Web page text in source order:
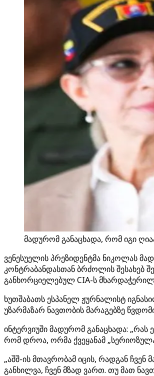
მადურომ განაცხადა, რომ იგი
ვენესუელის პრეზიდენტმა ნიკოლას
კონტრაბანდასთან ბრძოლის შესახებ
განხორციელებულ CIA-ს მხარდაჭერილ
ხუთშაბათს ესპანელ ჟურნალისტ
უზარმაზარ ნავთობის მარაგებზე
ინტერვიუში მადურომ განაცხადა: „რას
რომ დროა, ორმა ქვეყანამ
„აშშ-ის მთავრობამ იცის, რადგან
განხილვა, ჩვენ მზად ვართ. თუ მათ